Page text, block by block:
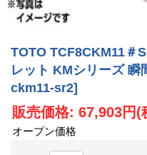
TOTO TCF8CKM11＃
レット KMシリーズ
ckm11-sr2]
販売価格: 67,903円(
オープン価格